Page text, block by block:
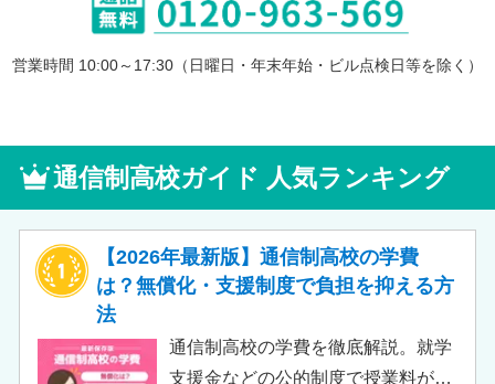
営業時間 10:00～17:30（日曜日・年末年始・ビル点検日等を除く）
通信制高校ガイド 人気ランキング
【2026年最新版】通信制高校の学費
は？無償化・支援制度で負担を抑える方
法
通信制高校の学費を徹底解説。就学
支援金などの公的制度で授業料が実